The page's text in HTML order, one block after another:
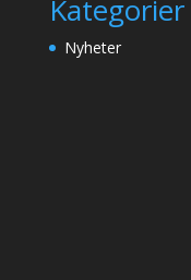
Kategorier
Nyheter